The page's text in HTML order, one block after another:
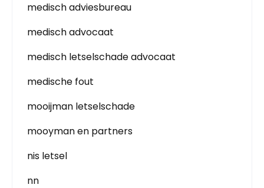
medisch adviesbureau
medisch advocaat
medisch letselschade advocaat
medische fout
mooijman letselschade
mooyman en partners
nis letsel
nn